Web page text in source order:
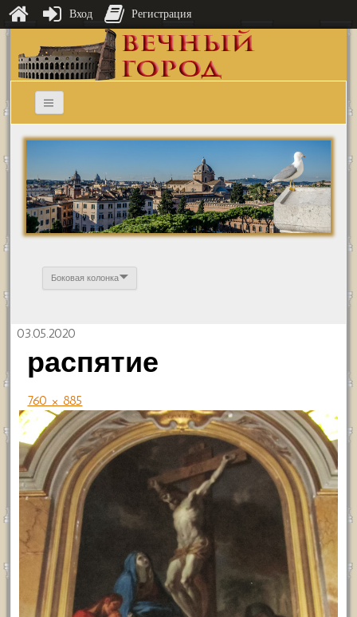
Боковая колонка
03.05.2020
распятие
760 × 885
Вход Регистрация